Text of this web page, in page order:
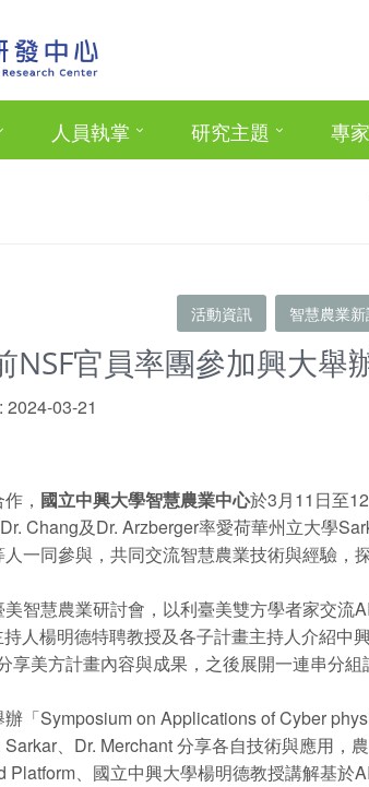
人員執掌 研究主題 專
活動資訊 智慧農業
NSF官員率團參加興大
2024-03-21
， 國立中興大學智慧農業中心於3月11日至
Chang及Dr. Arzberger率愛荷華州立大學
一同參與，共同交流智慧農業技術與經驗，
智慧農業研討會，以利臺美雙方學者家交
人楊明德特聘教授及各子計畫主持人介紹
美方計畫內容與成果，之後展開一連串分組
「Symposium on Applications of Cyber
、Dr. Merchant 分享各自技術與應用
、國立中興大學楊明德教授講解基